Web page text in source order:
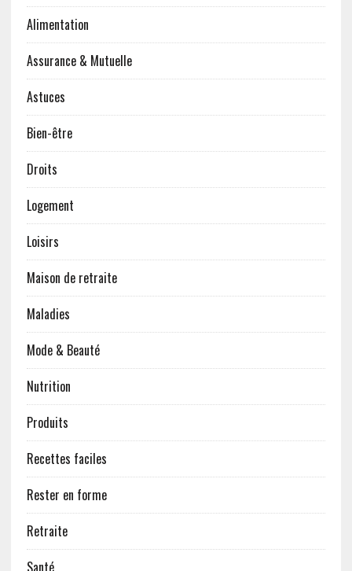
Alimentation
Assurance & Mutuelle
Astuces
Bien-être
Droits
Logement
Loisirs
Maison de retraite
Maladies
Mode & Beauté
Nutrition
Produits
Recettes faciles
Rester en forme
Retraite